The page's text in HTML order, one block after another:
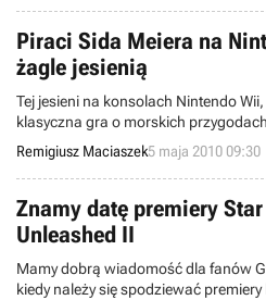
Piraci Sida Meiera na
żagle jesienią
Tej jesieni na konsolach Nintendo
klasyczna gra o morskich
pamięta jeszcze lata 80-te ubiegłego
doskonale pasować do tej platformy.
Remigiusz Maciaszek5 maja 2010 09:30
Znamy datę premiery
Unleashed II
Mamy dobrą wiadomość dla fanów
kiedy należy się spodziewać